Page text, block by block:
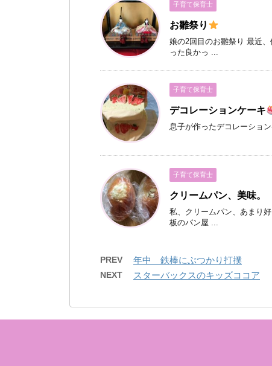
子育て保育士
お雛祭り
娘の2回目のお雛祭り 最近
った良かっ ...
子育て保育士
デコレーションケーキ
息子が作ったデコレーショ
子育て保育士
クリームパン、美味。
私、クリームパン、あまり
板のパン屋 ...
PREV 年中 鉄棒にぶつかり打撲
NEXT スターバックスのキッズココア